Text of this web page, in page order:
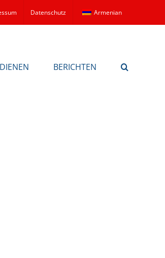
Datenschutz Armenian
DIENEN BERICHTEN